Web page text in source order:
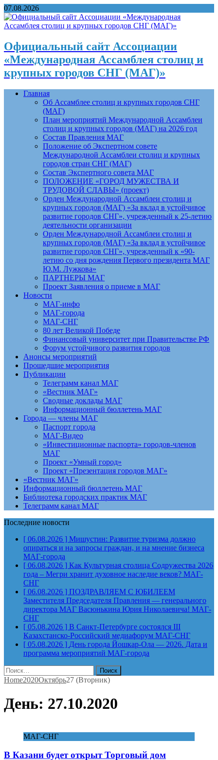
07.08.2026
Официальный сайт Ассоциации
«Международная Ассамблея столиц и
крупных городов СНГ (МАГ)»
Главная
Об Ассамблее столиц и крупных городов СНГ
(МАГ)
План мероприятий Международной Ассамблеи
столиц и крупных городов (МАГ) на 2026 год
Состав Правления МАГ
Положение об Экспертном совете
Международной Ассамблеи столиц и крупных
городов стран СНГ (МАГ)
Состав Экспертного совета МАГ
ПОЛОЖЕНИЕ «ГОРОД МУЖЕСТВА И
ТРУДОВОЙ СЛАВЫ» (проект)
Орден Международной Ассамблеи столиц и
крупных городов (МАГ) «За вклад в устойчивое
развитие городов СНГ», учрежденный к 25-летию
деятельности организации
Орден Международной Ассамблеи столиц и
крупных городов (МАГ) «За вклад в устойчивое
развитие городов СНГ», учрежденный к «90-
летию со дня рождения Первого президента МАГ
Ю.М. Лужкова»
ПАРТНЕРЫ МАГ
Проект Заявления о приеме в МАГ
Новости
МАГ-инфо
МАГ-города
МАГ-СНГ
80 лет Великой Победе
Финансовый университет при Правительстве РФ
Форум устойчивого развития городов
Анонсы мероприятий
Прошедшие мероприятия
Публикации
Телеграмм канал МАГ
«Вестник МАГ»
Сводные доклады МАГ
Информационный бюллетень МАГ
Города — члены МАГ
Паспорт города
МАГ-Видео
«Инвестиционные паспорта» городов-членов
МАГ
Проект «Умный город»
Проект «Презентация городов МАГ»
«Вестник МАГ»
Информационный бюллетень МАГ
Библиотека городских практик МАГ
Телеграмм канал МАГ
Последние новости
[ 06.08.2026 ] Мишустин: Развитие туризма должно
опираться и на запросы граждан, и на мнение бизнеса
МАГ-города
[ 06.08.2026 ] Как Культурная столица Содружества 2026
года – Мегри хранит духовное наследие веков? МАГ-
СНГ
[ 06.08.2026 ] ПОЗДРАВЛЯЕМ С ЮБИЛЕЕМ
Заместителя Председателя Правления — генерального
директора МАГ Васюнькина Юрия Николаевича! МАГ-
СНГ
[ 05.08.2026 ] В Санкт-Петербурге состоялся III
Казахстанско-Российский медиафорум МАГ-СНГ
[ 05.08.2026 ] День города Йошкар-Ола — 2026. Дата и
программа мероприятий МАГ-города
Найти:
Home2020Октябрь27 (Вторник)
День: 27.10.2020
МАГ-СНГ
В Казани будет открыт Торговый дом